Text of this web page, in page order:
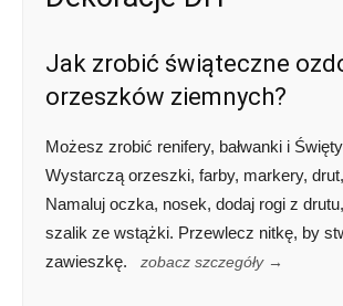
Jak zrobić świąteczne
orzeszków ziemnych?
Możesz zrobić renifery, bałwanki i
Wystarczą orzeszki, farby, markery,
Namaluj oczka, nosek, dodaj rogi z
szalik ze wstążki. Przewlecz nitkę, by
zawieszkę.
zobacz szczegóły →